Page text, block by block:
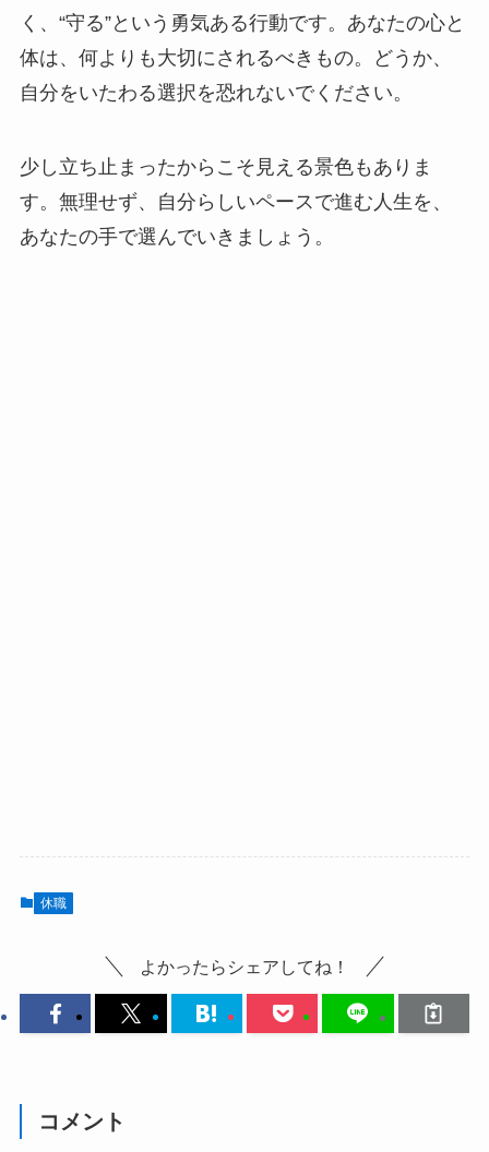
く、“守る”という勇気ある行動です。あなたの心と
体は、何よりも大切にされるべきもの。どうか、
自分をいたわる選択を恐れないでください。
少し立ち止まったからこそ見える景色もありま
す。無理せず、自分らしいペースで進む人生を、
あなたの手で選んでいきましょう。
休職
よかったらシェアしてね！
コメント